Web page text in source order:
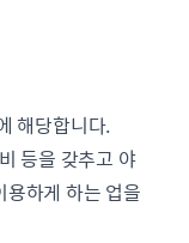
해당합니다.
등을 갖추고 야
하게 하는 업을